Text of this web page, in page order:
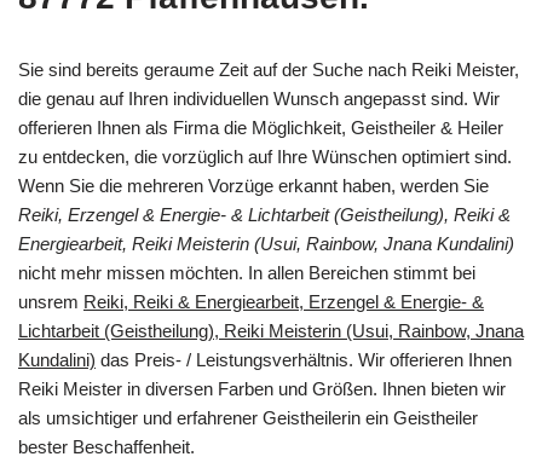
Sie sind bereits geraume Zeit auf der Suche nach Reiki Meister,
die genau auf Ihren individuellen Wunsch angepasst sind. Wir
offerieren Ihnen als Firma die Möglichkeit, Geistheiler & Heiler
zu entdecken, die vorzüglich auf Ihre Wünschen optimiert sind.
Wenn Sie die mehreren Vorzüge erkannt haben, werden Sie
Reiki, Erzengel & Energie- & Lichtarbeit (Geistheilung), Reiki &
Energiearbeit, Reiki Meisterin (Usui, Rainbow, Jnana Kundalini)
nicht mehr missen möchten. In allen Bereichen stimmt bei
unsrem Reiki, Reiki & Energiearbeit, Erzengel & Energie- &
Lichtarbeit (Geistheilung), Reiki Meisterin (Usui, Rainbow, Jnana
Kundalini) das Preis- / Leistungsverhältnis. Wir offerieren Ihnen
Reiki Meister in diversen Farben und Größen. Ihnen bieten wir
als umsichtiger und erfahrener Geistheilerin ein Geistheiler
bester Beschaffenheit.